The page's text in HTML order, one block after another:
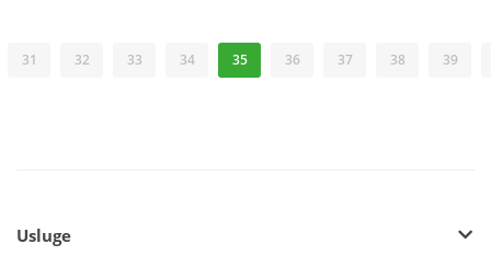
31 32 33 34 35 36 37 38 39
Usluge